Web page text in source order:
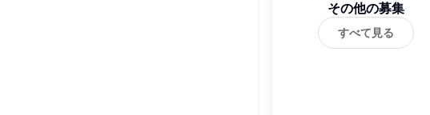
その他の募集
すべて見る